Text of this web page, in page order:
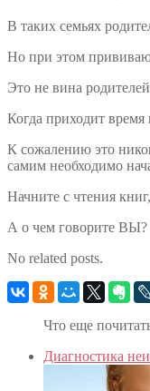
В таких семьях
Но при этом
Это не вина
Когда приходит
К сожалению это
самим необходимо
Начните с чтения
А о чем говорите ВЫ?
No related posts.
Что еще
Диагностика